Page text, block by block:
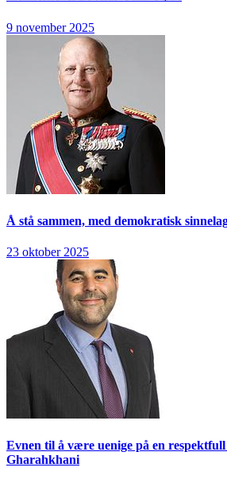
9 november 2025
Å stå sammen, med demokratisk
23 oktober 2025
Evnen til å være uenige på en respektfull
Gharahkhani